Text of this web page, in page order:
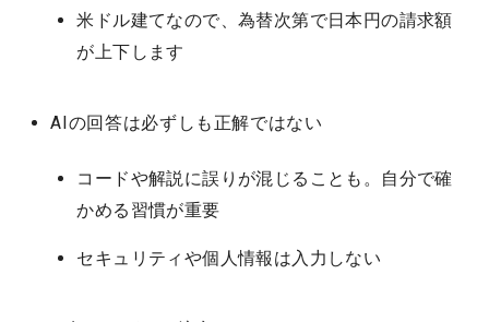
米ドル建てなので、為替次第で日本円の請求額
が上下します
AIの回答は必ずしも正解ではない
コードや解説に誤りが混じることも。自分で確
かめる習慣が重要
セキュリティや個人情報は入力しない